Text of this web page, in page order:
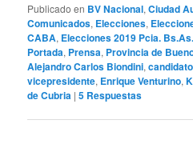
Publicado en BV Nacional,Ciudad
Comunicados, Elecciones,
CABA, Elecciones 2019 Pcia. Bs.As.
Portada, Prensa, Provincia de
Alejandro Carlos Biondini,
vicepresidente, Enrique Venturino,
de Cubria |5 Respuestas